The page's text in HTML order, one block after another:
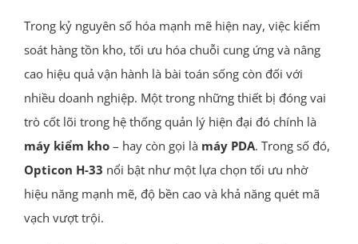
Trong kỷ nguyên số hóa mạnh mẽ hiện nay, việc kiểm
soát hàng tồn kho, tối ưu hóa chuỗi cung ứng và nâng
cao hiệu quả vận hành là bài toán sống còn đối với
nhiều doanh nghiệp. Một trong những thiết bị đóng vai
trò cốt lõi trong hệ thống quản lý hiện đại đó chính là
máy kiểm kho– hay còn gọi là máy PDA. Trong số đó,
Opticon H-33 nổi bật như một lựa chọn tối ưu nhờ
hiệu năng mạnh mẽ, độ bền cao và khả năng quét mã
vạch vượt trội.